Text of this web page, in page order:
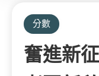
分數
奮進新